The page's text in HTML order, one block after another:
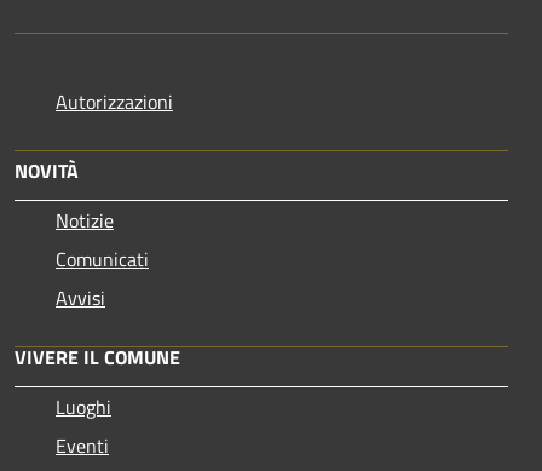
Autorizzazioni
NOVITÀ
Notizie
Comunicati
Avvisi
VIVERE IL COMUNE
Luoghi
Eventi